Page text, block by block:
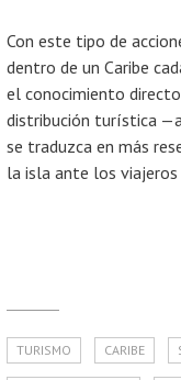
Con este tipo de
dentro de un Caribe
el conocimiento
distribución turística
se traduzca en más
la isla ante los
TURISMO CARIBE